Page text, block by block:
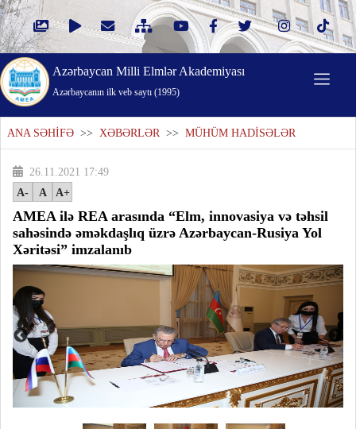
Azərbaycan Milli Elmlər Akademiyası
Azərbaycanın ilk veb saytı (1995)
ANA SƏHİFƏ >> XƏBƏRLƏR >> MÜHÜM HADİSƏLƏR
26.11.2021 17:49
A-
A A+
AMEA ilə REA arasında “Elm, innovasiya və təhsil
sahəsində əməkdaşlıq üzrə Azərbaycan-Rusiya Yol
Xəritəsi” imzalanıb